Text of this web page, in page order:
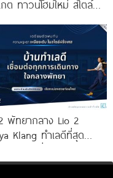
กต ทาวน์โฮมใหม่ สไตล์
เลดี
พัทยากลาง Lio 2
Klang ทำเลดีที่สุด
ง